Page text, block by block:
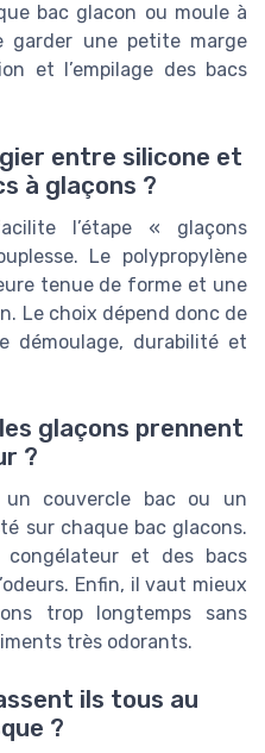
bac glacon ou moule à
garder une petite marge
et l’empilage des bacs
entre silicone et
à glaçons ?
l’étape « glaçons
Le polypropylène
tenue de forme et une
Le choix dépend donc de
démoulage, durabilité et
glaçons prennent
?
couvercle bac ou un
sur chaque bac glacons.
et des bacs
Enfin, il vaut mieux
trop longtemps sans
très odorants.
ils tous au
?